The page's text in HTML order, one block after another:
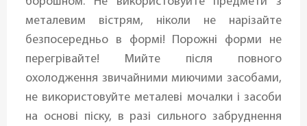
металевим вістрям, ніколи не нарізайте
безпосередньо в формі! Порожні форми не
перегрівайте! Мийте після повного
охолодження звичайними миючими засобами,
не використовуйте металеві мочалки і засоби
на основі піску, в разі сильного забруднення